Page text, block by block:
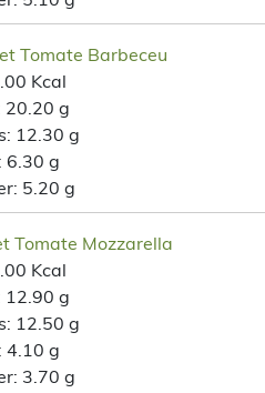
Tomate Barbeceu
Kcal
20.20 g
12.30 g
6.30 g
5.20 g
Tomate Mozzarella
Kcal
12.90 g
12.50 g
4.10 g
3.70 g